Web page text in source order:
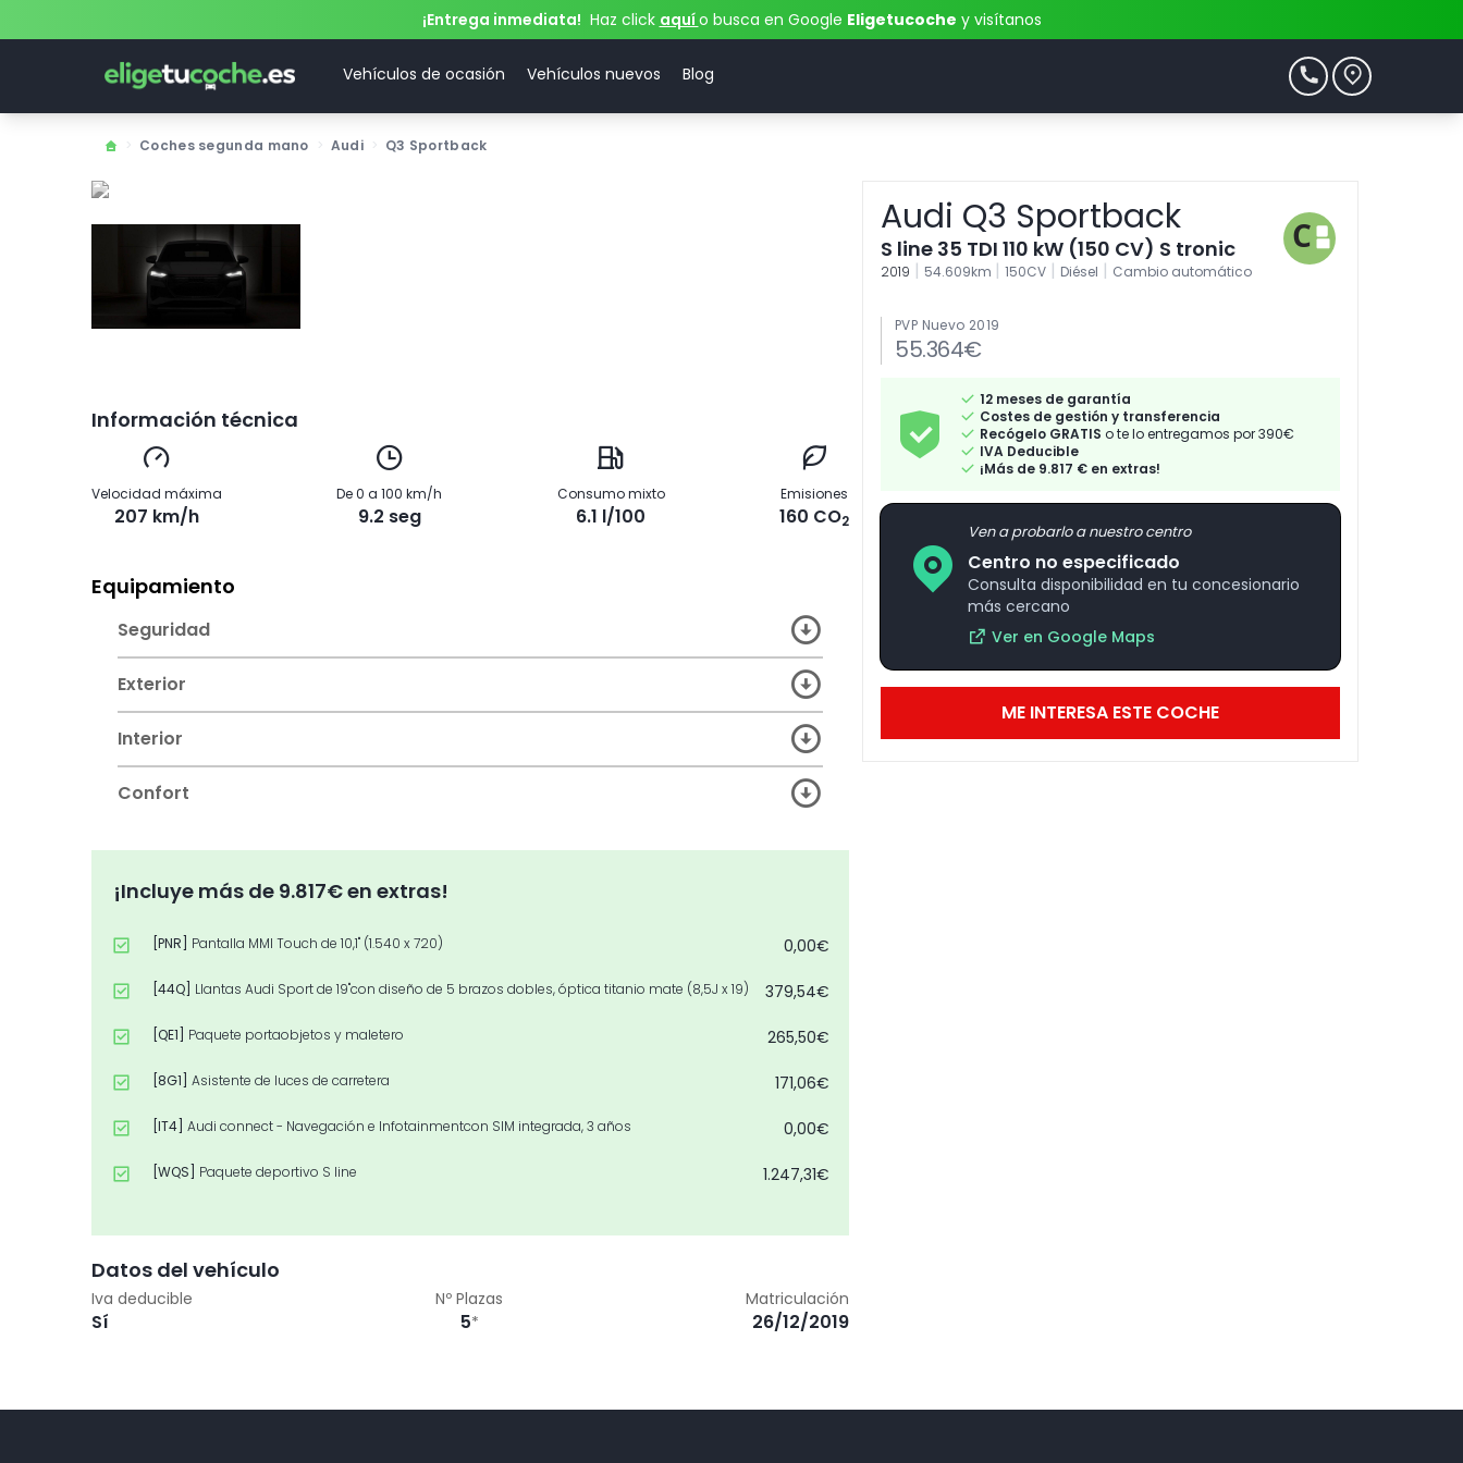
¡Entrega inmediata! Haz click aquío busca en Google Eligetucoche y visítanos
Vehículos de ocasión Vehículos nuevos Blog
Coches segunda mano Audi Q3 Sportback
Información técnica
Velocidad máxima
207 km/h
De 0 a 100 km/h
9.2 seg
Consumo mixto
6.1 l/100
Emisiones
160 CO2
Equipamiento
Seguridad
Exterior
Interior
Confort
¡Incluye más de 9.817€ en extras!
[PNR] Pantalla MMI Touch de 10,1" (1.540 x 720) 0,00€
[44Q] Llantas Audi Sport de 19"con diseño de 5 brazos dobles, óptica titanio mate (8,5J x 19) 379,54€
[QE1] Paquete portaobjetos y maletero 265,50€
[8G1] Asistente de luces de carretera 171,06€
[IT4] Audi connect - Navegación e Infotainmentcon SIM integrada, 3 años 0,00€
[WQS] Paquete deportivo S line 1.247,31€
[4H5] Seguro para niños, accionamiento eléctrico
[4I3]Llave de confort "sin SAFETYLOCK" 518,53€
Datos del vehículo
Iva deducible
Sí
Nº Plazas
5*
Matriculación
26/12/2019
Audi Q3 Sportback
S line 35 TDI 110 kW (150 CV) S tronic
2019 | 54.609km | 150CV | Diésel | Cambio automático
PVP Nuevo 2019
55.364€
12 meses de garantía
Costes de gestión y transferencia
Recógelo GRATIS o te lo entregamos por 390€
IVA Deducible
¡Más de 9.817 € en extras!
Ven a probarlo a nuestro centro
Centro no especificado
Consulta disponibilidad en tu concesionario
más cercano
Ver en Google Maps
ME INTERESA ESTE COCHE